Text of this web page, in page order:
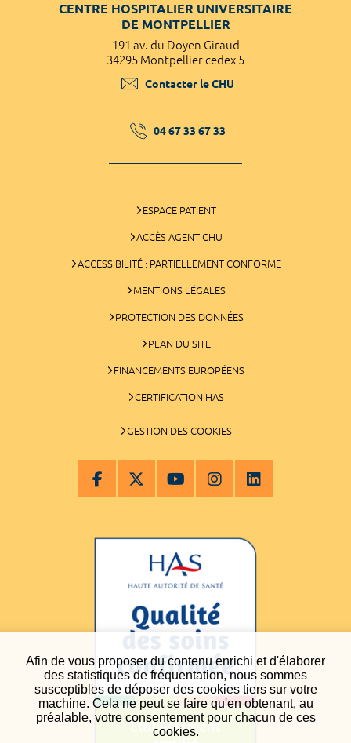
Afin de vous proposer du contenu enrichi et d'élaborer
des statistiques de fréquentation, nous sommes
susceptibles de déposer des cookies tiers sur votre
machine. Cela ne peut se faire qu'en obtenant, au
préalable, votre consentement pour chacun de ces
cookies.
CENTRE HOSPITALIER UNIVERSITAIRE
DE MONTPELLIER
191 av. du Doyen Giraud
34295 Montpellier cedex 5
Contacter le CHU
04 67 33 67 33
ESPACE PATIENT
ACCÈS AGENT CHU
ACCESSIBILITÉ : PARTIELLEMENT CONFORME
MENTIONS LÉGALES
PROTECTION DES DONNÉES
PLAN DU SITE
FINANCEMENTS EUROPÉENS
CERTIFICATION HAS
GESTION DES COOKIES